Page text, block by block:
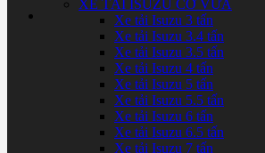
XE TẢI ISUZU CỠ VỪA
Xe tải Isuzu 3 tấn
Xe tải Isuzu 3.4 tấn
Xe tải Isuzu 3.5 tấn
Xe tải Isuzu 4 tấn
Xe tải Isuzu 5 tấn
Xe tải Isuzu 5.5 tấn
Xe tải Isuzu 6 tấn
Xe tải Isuzu 6.5 tấn
Xe tải Isuzu 7 tấn